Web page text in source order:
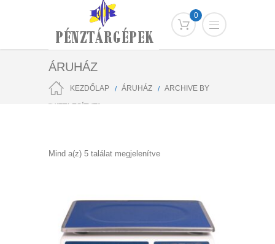
0
ÁRUHÁZ
KEZDŐLAP ÁRUHÁZ ARCHIVE BY
"HITELESÍTVE"
Mind a(z) 5 találat megjelenítveSorted